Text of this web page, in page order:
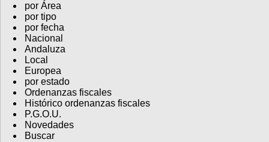
por Área
por tipo
por fecha
Nacional
Andaluza
Local
Europea
por estado
Ordenanzas fiscales
Histórico ordenanzas fiscales
P.G.O.U.
Novedades
Buscar